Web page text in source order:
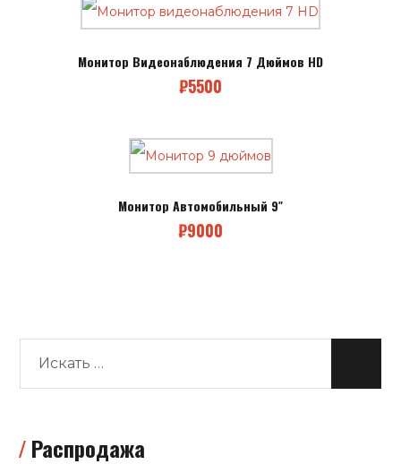
Монитор Видеонаблюдения 7 Дюймов HD
₽5500
Монитор Автомобильный 9″
₽9000
Распродажа